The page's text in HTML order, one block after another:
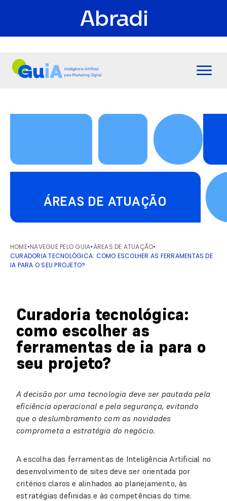
ÁREAS DE ATUAÇÃO
HOME•NAVEGUE PELO GUIA•ÁREAS DE ATUAÇÃO•
CURADORIA TECNOLÓGICA: COMO ESCOLHER AS FERRAMENTAS DE
IA PARA O SEU PROJETO?
Curadoria tecnológica:
como escolher as
ferramentas de ia para o
seu projeto?
A decisão por uma tecnologia deve ser pautada pela
eficiência operacional e pela segurança, evitando
que o deslumbramento com as novidades
comprometa a estratégia do negócio.
A escolha das ferramentas de Inteligência Artificial no
desenvolvimento de sites deve ser orientada por
critérios claros e alinhados ao planejamento, às
estratégias definidas e às competências do time.